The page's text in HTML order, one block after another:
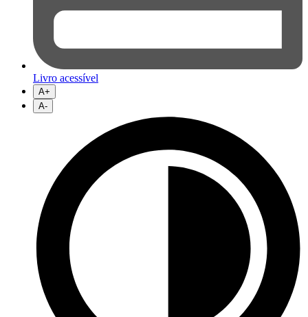
Livro acessível
A+
A-